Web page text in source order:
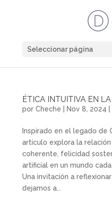
Seleccionar página
ÉTICA INTUITIVA EN
por Cheche Nov 8, 2024
Inspirado en el legado de
artículo explora la
coherente, felicidad
artificial en un mundo
Una invitación a
dejamos a...